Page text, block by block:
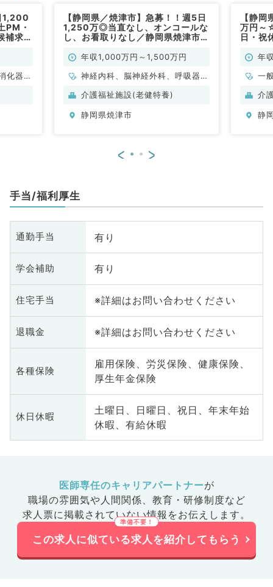
1,200
PM・
補求人
化器内
【静岡県／焼津市】急募！！週5日
1,250万◎当直なし、オンコールな
し、お看取りなし／静岡県焼津市で
科系／常勤）
年収1,000万円～1,500万円
神経内科、脳神経外科、呼吸器外
科、心臓血管外科、一般内科、循
科、内分泌・代謝内科、腎臓内
介護福祉施設(老健特養)
静岡県焼津市
【静
万円～
日・祝
年
一
科
介
静
< >
手当/福利厚生
通勤手当 有り
学会補助 有り
住宅手当 ※詳細はお問い合わせください
退職金 ※詳細はお問い合わせください
各種保険
雇用保険、労災保険、健康保険、
厚生年金保険
休日休暇
土曜日、日曜日、祝日、年末年始
休暇、有給休暇
医師専任のキャリアパートナーが
職場の雰囲気や人間関係、 教育・研修制度など
求人票に掲載されていない情報をお伝えします。
この求人に似ている求人を紹介してもらう